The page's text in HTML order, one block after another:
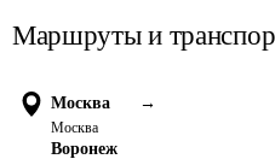
Маршруты и
Москва →
Москва
Воронеж